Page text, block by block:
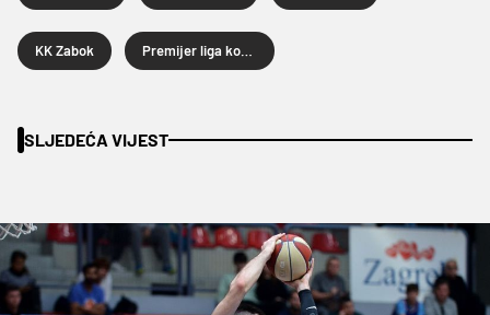
KK Zabok
SLJEDEĆA VIJEST